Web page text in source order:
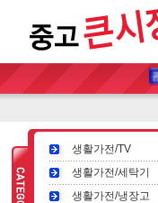
생활가전/TV
생활가전/세탁기
생활가전/냉장고